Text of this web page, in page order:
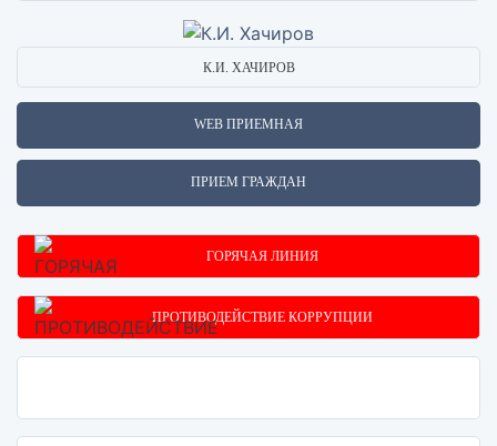
К.И. ХАЧИРОВ
WEB ПРИЕМНАЯ
ПРИЕМ ГРАЖДАН
ГОРЯЧАЯ ЛИНИЯ
ПРОТИВОДЕЙСТВИЕ КОРРУПЦИИ